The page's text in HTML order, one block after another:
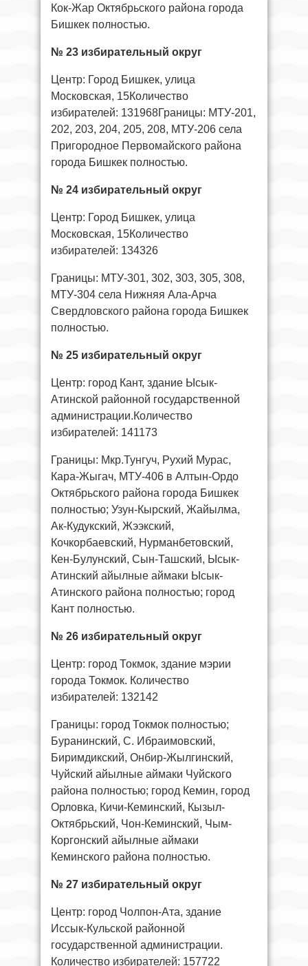
Кок-Жар Октябрьского района города
Бишкек полностью.
№ 23 избирательный округ
Центр: Город Бишкек, улица
Московская, 15Количество
избирателей: 131968Границы: МТУ-201,
202, 203, 204, 205, 208, МТУ-206 села
Пригородное Первомайского района
города Бишкек полностью.
№ 24 избирательный округ
Центр: Город Бишкек, улица
Московская, 15Количество
избирателей: 134326
Границы: МТУ-301, 302, 303, 305, 308,
МТУ-304 села Нижняя Ала-Арча
Свердловского района города Бишкек
полностью.
№ 25 избирательный округ
Центр: город Кант, здание Ысык-
Атинской районной государственной
администрации.Количество
избирателей: 141173
Границы: Мкр.Тунгуч, Рухий Мурас,
Кара-Жыгач, МТУ-406 в Алтын-Ордо
Октябрьского района города Бишкек
полностью; Узун-Кырский, Жайылма,
Ак-Кудукский, Жээкский,
Кочкорбаевский, Нурманбетовский,
Кен-Булунский, Сын-Ташский, Ысык-
Атинский айылные аймаки Ысык-
Атинского района полностью; город
Кант полностью.
№ 26 избирательный округ
Центр: город Токмок, здание мэрии
города Токмок. Количество
избирателей: 132142
Границы: город Токмок полностью;
Буранинский, С. Ибраимовский,
Биримдикский, Онбир-Жылгинский,
Чуйский айылные аймаки Чуйского
района полностью; город Кемин, город
Орловка, Кичи-Кеминский, Кызыл-
Октябрьский, Чон-Кеминский, Чым-
Коргонский айылные аймаки
Кеминского района полностью.
№ 27 избирательный округ
Центр: город Чолпон-Ата, здание
Иссык-Кульской районной
государственной администрации.
Количество избирателей: 157722